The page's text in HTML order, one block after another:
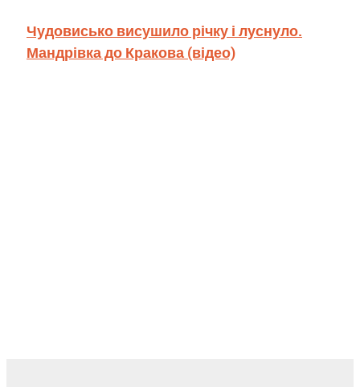
Чудовисько висушило річку і луснуло.
Мандрівка до Кракова (відео)